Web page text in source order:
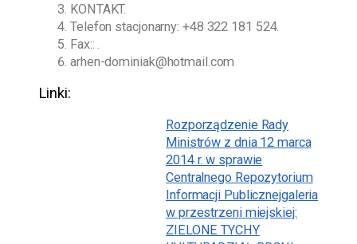
KONTAKT.
Telefon stacjonarny: +48 322 181 524.
Fax:: .
arhen-dominiak@hotmail.com
Linki:
Rozporządzenie Rady
Ministrów z dnia 12 marca
2014 r. w sprawie
Centralnego Repozytorium
Informacji Publicznejgaleria
w przestrzeni miejskiej:
ZIELONE TYCHY